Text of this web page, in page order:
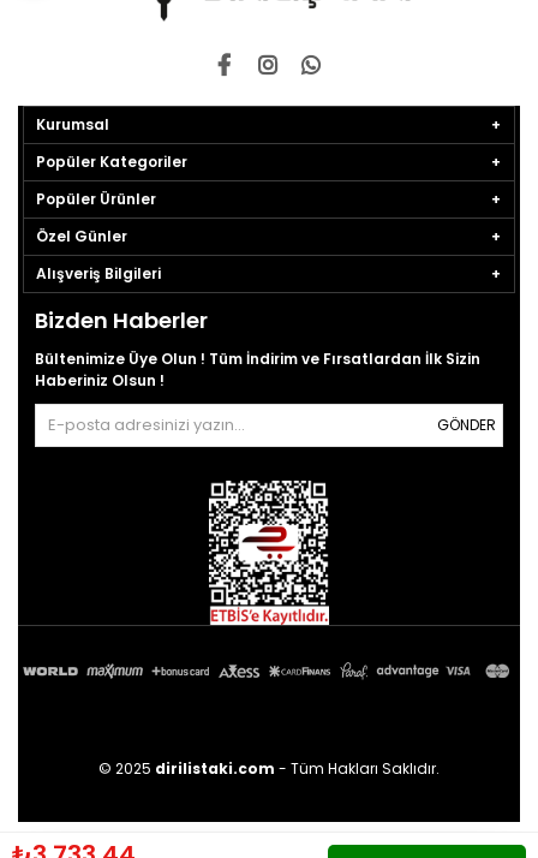
Kurumsal
Popüler Kategoriler
Popüler Ürünler
Özel Günler
Alışveriş Bilgileri
Bizden Haberler
Bültenimize Üye Olun ! Tüm İndirim ve Fırsatlardan İlk Sizin
Haberiniz Olsun !
GÖNDER
© 2025 dirilistaki.com - Tüm Hakları Saklıdır.